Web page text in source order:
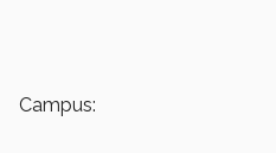
Campus: